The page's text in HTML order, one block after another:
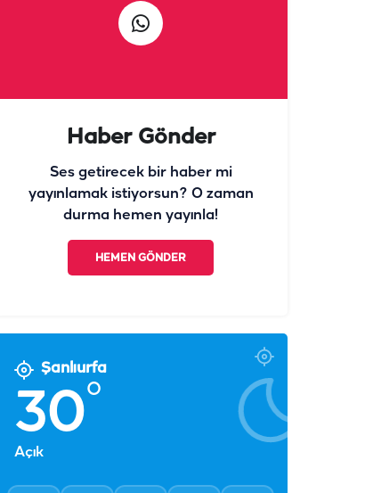
Haber Gönder
Ses getirecek bir haber mi
yayınlamak istiyorsun? O zaman
durma hemen yayınla!
HEMEN GÖNDER
Şanlıurfa
30°
Açık